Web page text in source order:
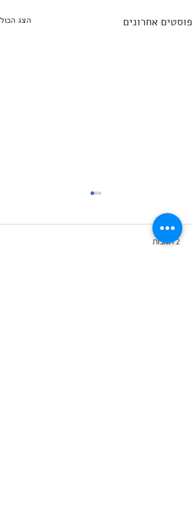
פוסטים אחרונים הצג הכול
ציור מכוער 2 תגובות